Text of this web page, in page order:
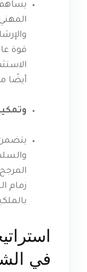
يساهم
قوة
أيضًا
يتضمن
زمام
في